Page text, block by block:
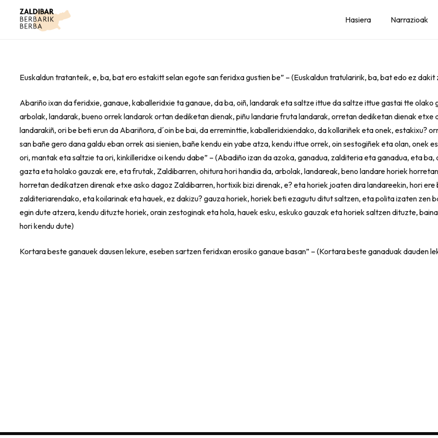
Hasiera Narrazioak
Euskaldun tratanteik, e, ba, bat ero estakitt selan egote san feridxa gustien be” – (Euskaldun tratularirik, ba, bat edo ez
Abariño ixan da feridxie, ganaue, kaballeridxie ta ganaue, da ba, oiñ, landarak eta saltze ittue da saltze ittue gastai tte
arbolak, landarak, bueno orrek landarok ortan dediketan dienak, piñu landarie fruta landarak, orretan dediketan dienak etxe
landarakiñ, ori be beti erun da Abariñora, d´oin be bai, da erreminttie, kaballeridxiendako, da kollariñek eta onek, estakixu?
san bañe gero dana galdu eban orrek asi sienien, bañe kendu ein yabe atza, kendu ittue orrek, oin sestogiñek eta olan, onek
ori, mantak eta saltzie ta ori, kinkilleridxe oi kendu dabe” – (Abadiño izan da azoka, ganadua, zalditeria eta ganadua, eta
gazta eta holako gauzak ere, eta frutak, Zaldibarren, ohitura hori handia da, arbolak, landareak, beno landare horiek
horretan dedikatzen direnak etxe asko dagoz Zaldibarren, hortixik bizi direnak, e? eta horiek joaten dira landareekin, hori
zalditeriarendako, eta koilarinak eta hauek, ez dakizu? gauza horiek, horiek beti ezagutu ditut saltzen, eta polita izaten zen
egin dute atzera, kendu dituzte horiek, orain zestoginak eta hola, hauek esku, eskuko gauzak eta horiek saltzen dituzte,
hori kendu dute)
Kortara beste ganauek dausen lekure, eseben sartzen feridxan erosiko ganaue basan” – (Kortara beste ganaduak dauden